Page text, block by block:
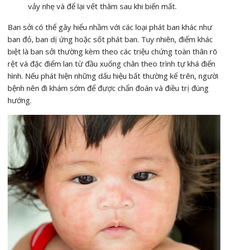
vảy nhẹ và để lại vết thâm sau khi biến mất.
Ban sởi có thể gây hiểu nhầm với các loại phát ban khác như
ban đỏ, ban dị ứng hoặc sốt phát ban. Tuy nhiên, điểm khác
biệt là ban sởi thường kèm theo các triệu chứng toàn thân rõ
rệt và đặc điểm lan từ đầu xuống chân theo trình tự khá điển
hình. Nếu phát hiện những dấu hiệu bất thường kể trên, người
bệnh nên đi khám sớm để được chẩn đoán và điều trị đúng
hướng.